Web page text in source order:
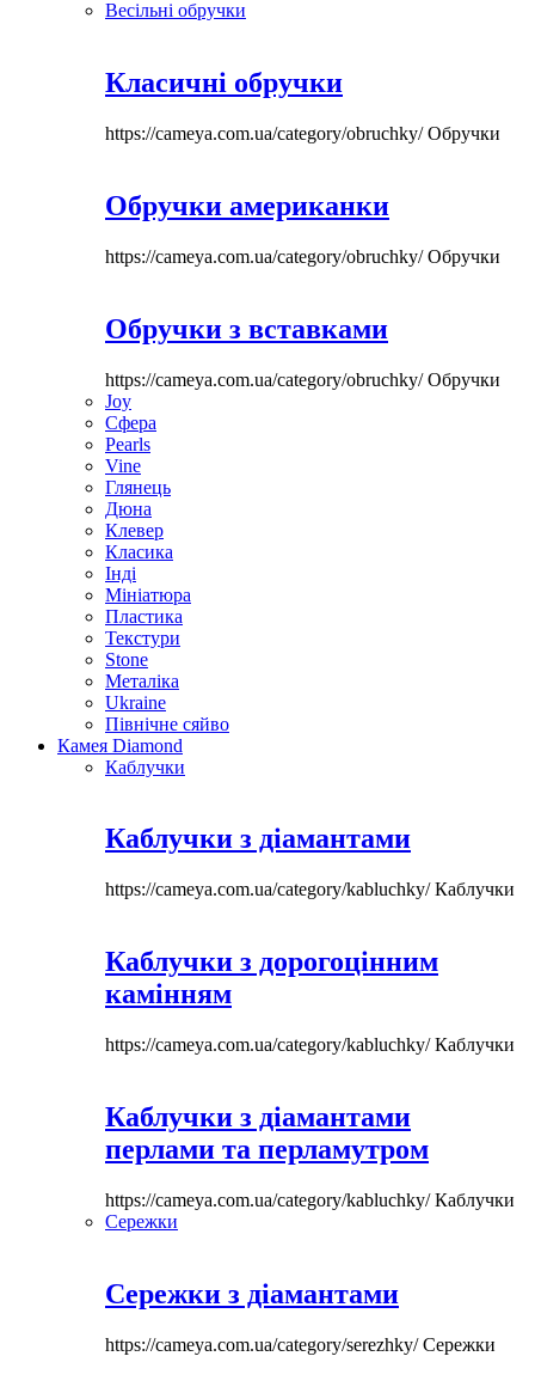
Весільні обручки
Класичні обручки
https://cameya.com.ua/category/obruchky/Обручки
Обручки американки
https://cameya.com.ua/category/obruchky/Обручки
Обручки з вставками
https://cameya.com.ua/category/obruchky/Обручки
Joy
Сфера
Pearls
Vine
Глянець
Дюна
Клевер
Класика
Інді
Мініатюра
Пластика
Текстури
Stone
Металіка
Ukraine
Північне сяйво
Камея Diamond
Каблучки
Каблучки з діамантами
https://cameya.com.ua/category/kabluchky/Каблучки
Каблучки з дорогоцінним
камінням
https://cameya.com.ua/category/kabluchky/Каблучки
Каблучки з діамантами
перлами та перламутром
https://cameya.com.ua/category/kabluchky/Каблучки
Сережки
Сережки з діамантами
https://cameya.com.ua/category/serezhky/Сережки